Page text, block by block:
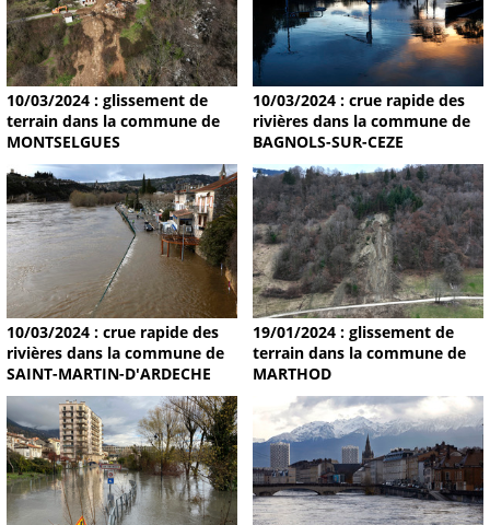
10/03/2024 : glissement de
terrain dans la commune de
MONTSELGUES
10/03/2024 : crue rapide des
rivières dans la commune de
BAGNOLS-SUR-CEZE
10/03/2024 : crue rapide des
rivières dans la commune de
SAINT-MARTIN-D'ARDECHE
19/01/2024 : glissement de
terrain dans la commune de
MARTHOD